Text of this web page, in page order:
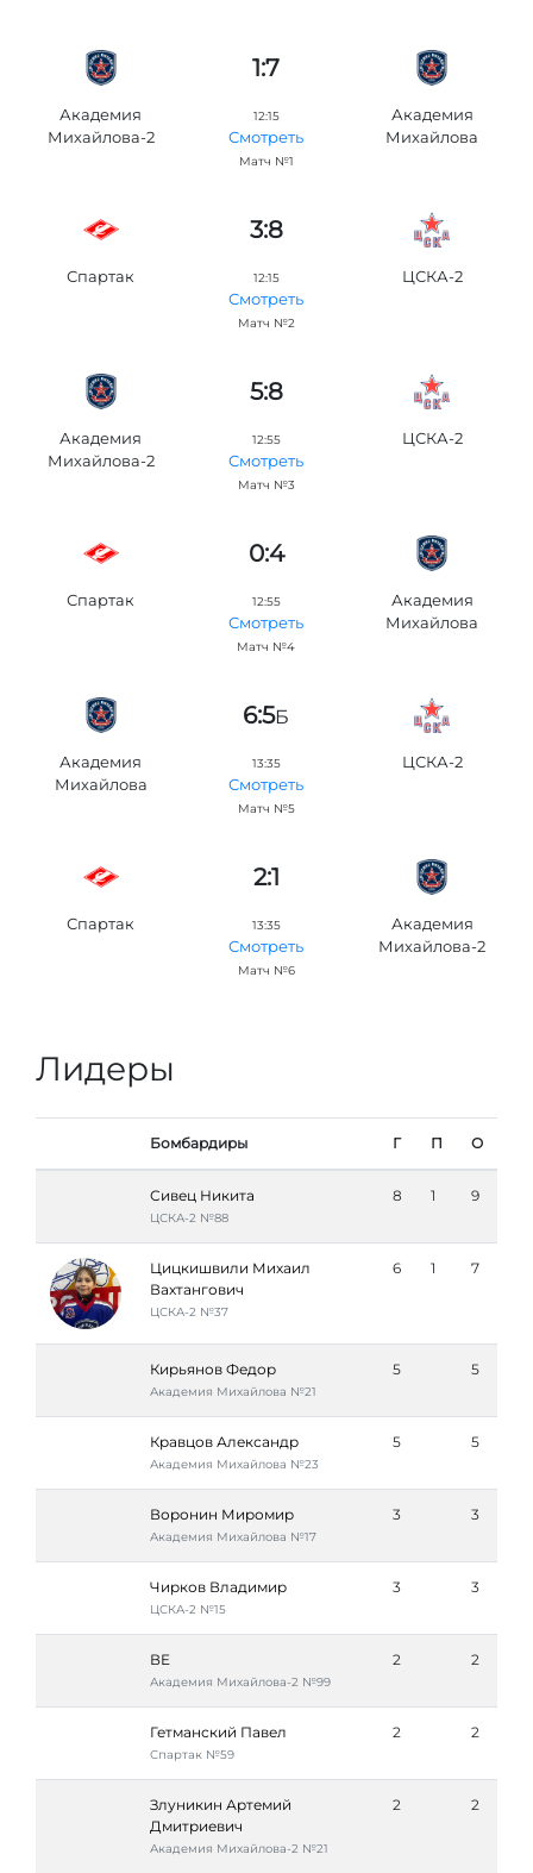
1:7
Академия
Михайлова-2
12:15
Смотреть
Матч №1
Академия
Михайлова
3:8
Спартак 12:15
Смотреть
Матч №2
ЦСКА-2
5:8
Академия
Михайлова-2
12:55
Смотреть
Матч №3
ЦСКА-2
0:4
Спартак 12:55
Смотреть
Матч №4
Академия
Михайлова
6:5Б
Академия
Михайлова
13:35
Смотреть
Матч №5
ЦСКА-2
2:1
Спартак 13:35
Смотреть
Матч №6
Академия
Михайлова-2
Лидеры
Бомбардиры Г П О
Сивец Никита
ЦСКА-2 №88
8 1 9
Цицкишвили Михаил
Вахтангович
ЦСКА-2 №37
6 1 7
Кирьянов Федор
Академия Михайлова №21
5 5
Кравцов Александр
Академия Михайлова №23
5 5
Воронин Миромир
Академия Михайлова №17
3 3
Чирков Владимир
ЦСКА-2 №15
3 3
ВЕ
Академия Михайлова-2 №99
2 2
Гетманский Павел
Спартак №59
2 2
Злуникин Артемий
Дмитриевич
Академия Михайлова-2 №21
2 2